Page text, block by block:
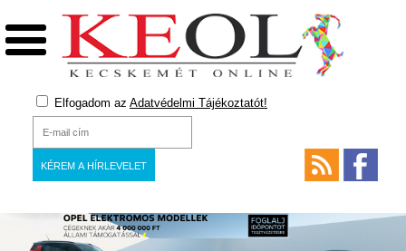
Elfogadom az Adatvédelmi Tájékoztatót!